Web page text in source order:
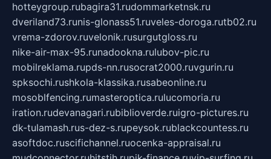
hotteygroup.rubagira31.rudommarketnsk.ru
dveriland73.runis-glonass51.ruveles-doroga.rutb02.ru
vrema-zdorov.ruvelonik.rusurgutgloss.ru
nike-air-max-95.runadookna.rulubov-pic.ru
mobilreklama.rupds-nn.rusocrat2000.ruvgurin.ru
spksochi.rushkola-klassika.rusabeonline.ru
mosoblfencing.rumasteroptica.rulucomoria.ru
iration.rudevanagari.rubiblioverde.ruigro-pictures.ru
dk-tulamash.rus-dez-s.rupeysok.rublackcountess.ru
asoftdoc.ruscifichannel.ruocenka-appraisal.ru